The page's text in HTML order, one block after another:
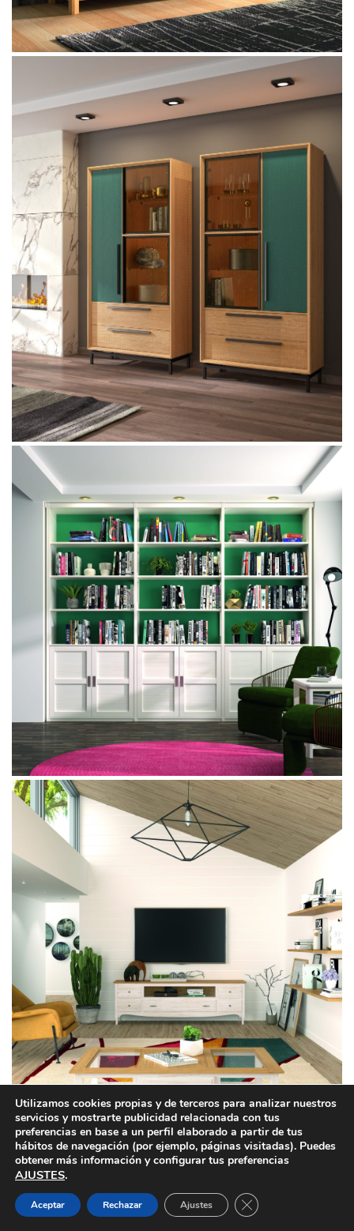
Utilizamos cookies propias y de terceros para analizar nuestros
servicios y mostrarte publicidad relacionada con tus
preferencias en base a un perfil elaborado a partir de tus
hábitos de navegación (por ejemplo, páginas visitadas). Puedes
obtener más información y configurar tus preferencias
AJUSTES.
Aceptar Rechazar Ajustes Cerrar el banner de